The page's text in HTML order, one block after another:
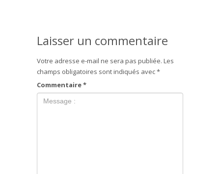
Laisser un commentaire
Votre adresse e-mail ne sera pas publiée. Les
champs obligatoires sont indiqués avec*
Commentaire*